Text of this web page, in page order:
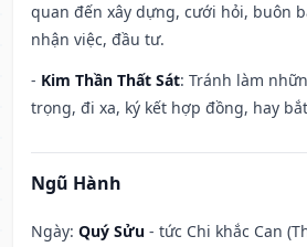
quan đến xây dựng, cưới hỏi, buôn
nhận việc, đầu tư.
- Kim Thần Thất Sát: Tránh làm
trọng, đi xa, ký kết hợp đồng, hay
Ngũ Hành
Ngày: Quý Sửu - tức Chi khắc Can